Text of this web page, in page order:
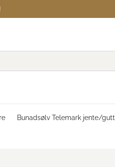
Bunadsølv Telemark jente/gutt